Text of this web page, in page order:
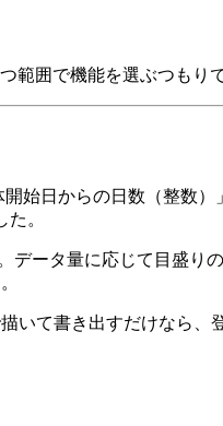
範囲で機能を選ぶつもりで
始日からの日数（整数）
。
データ量に応じて目盛り
いて書き出すだけなら、